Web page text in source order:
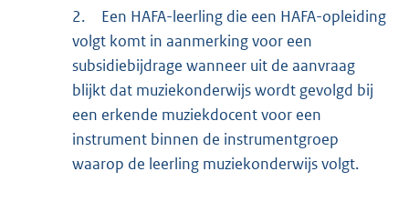
2.
Een HAFA-leerling die een HAFA-opleiding
volgt komt in aanmerking voor een
subsidiebijdrage wanneer uit de aanvraag
blijkt dat muziekonderwijs wordt gevolgd bij
een erkende muziekdocent voor een
instrument binnen de instrumentgroep
waarop de leerling muziekonderwijs volgt.